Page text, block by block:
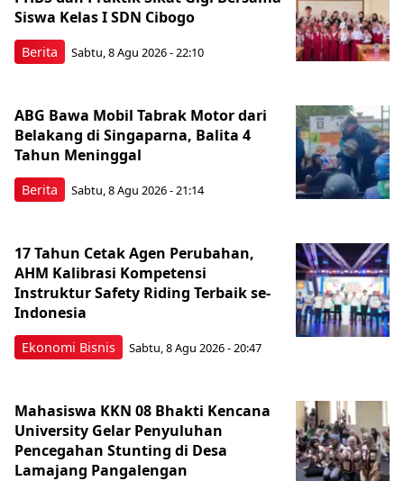
Berita
Siswa Kelas I SDN Cibogo
Sabtu, 8 Agu 2026 - 22:10
Berita
ABG Bawa Mobil Tabrak Motor dari
Belakang di Singaparna, Balita 4
Tahun Meninggal
Sabtu, 8 Agu 2026 - 21:14
Ekonomi Bisnis
17 Tahun Cetak Agen Perubahan,
AHM Kalibrasi Kompetensi
Instruktur Safety Riding Terbaik se-
Indonesia
Sabtu, 8 Agu 2026 - 20:47
Mahasiswa KKN 08 Bhakti Kencana
University Gelar Penyuluhan
Pencegahan Stunting di Desa
Lamajang Pangalengan